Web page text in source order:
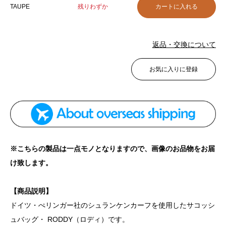
TAUPE 残りわずか
返品・交換について
お気に入りに登録
※こちらの製品は一点モノとなりますので、画像のお品物をお届
け致します。
【商品説明】
ドイツ・ぺリンガー社のシュランケンカーフを使用したサコッシ
ュバッグ・ RODDY（ロディ）です。